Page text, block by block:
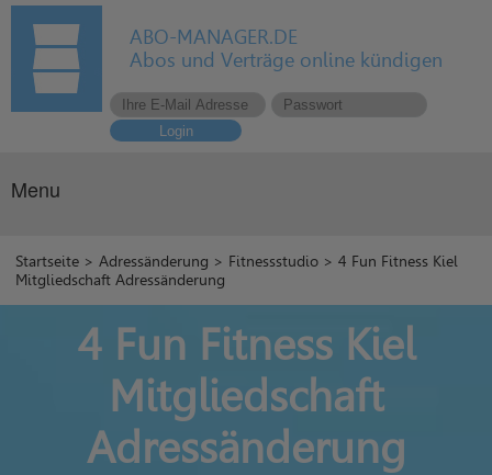
ABO-MANAGER.DE
Abos und Verträge online kündigen
Login
Menu
Startseite >Adressänderung > Fitnessstudio > 4 Fun Fitness Kiel
Mitgliedschaft Adressänderung
4 Fun Fitness Kiel
Mitgliedschaft
Adressänderung